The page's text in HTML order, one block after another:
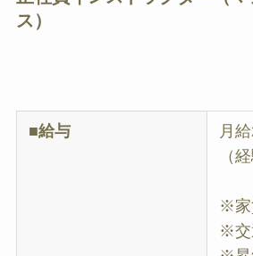
ス）
■給与
月
（
※家
※交